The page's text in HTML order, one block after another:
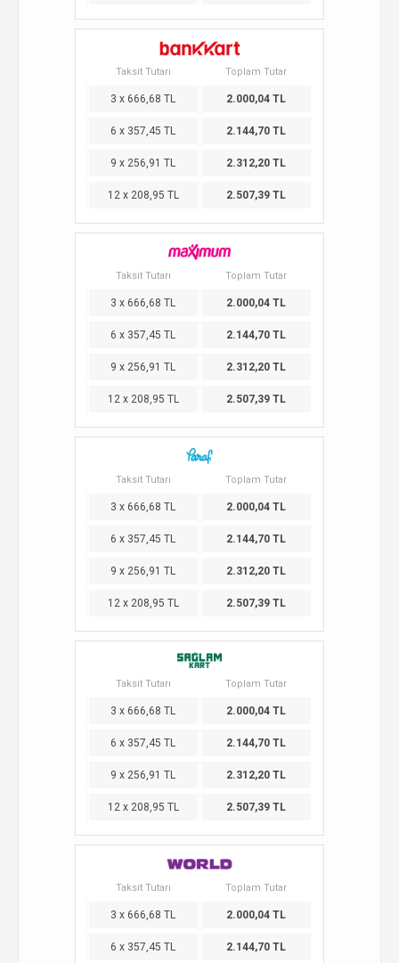
Taksit Tutarı Toplam Tutar
3 x 666,68 TL 2.000,04 TL
6 x 357,45 TL 2.144,70 TL
9 x 256,91 TL 2.312,20 TL
12 x 208,95 TL 2.507,39 TL
Taksit Tutarı Toplam Tutar
3 x 666,68 TL 2.000,04 TL
6 x 357,45 TL 2.144,70 TL
9 x 256,91 TL 2.312,20 TL
12 x 208,95 TL 2.507,39 TL
Taksit Tutarı Toplam Tutar
3 x 666,68 TL 2.000,04 TL
6 x 357,45 TL 2.144,70 TL
9 x 256,91 TL 2.312,20 TL
12 x 208,95 TL 2.507,39 TL
Taksit Tutarı Toplam Tutar
3 x 666,68 TL 2.000,04 TL
6 x 357,45 TL 2.144,70 TL
9 x 256,91 TL 2.312,20 TL
12 x 208,95 TL 2.507,39 TL
Taksit Tutarı Toplam Tutar
3 x 666,68 TL 2.000,04 TL
6 x 357,45 TL 2.144,70 TL